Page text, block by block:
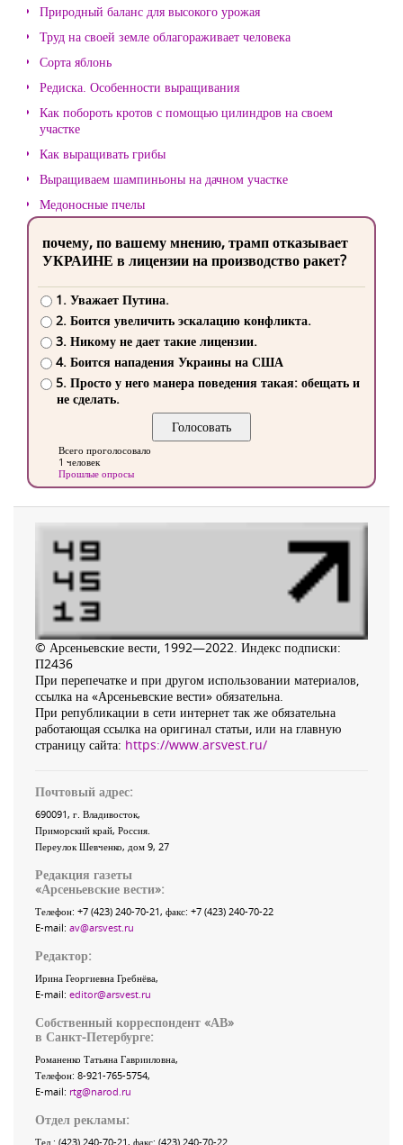
Природный баланс для высокого урожая
Труд на своей земле облагораживает человека
Сорта яблонь
Редиска. Особенности выращивания
Как побороть кротов с помощью цилиндров на своем
участке
Как выращивать грибы
Выращиваем шампиньоны на дачном участке
Медоносные пчелы
почему, по вашему мнению, трамп отказывает
УКРАИНЕ в лицензии на производство ракет?
1. Уважает Путина.
2. Боится увеличить эскалацию конфликта.
3. Никому не дает такие лицензии.
4. Боится нападения Украины на США
5. Просто у него манера поведения такая: обещать и
не сделать.
Всего проголосовало
1 человек
Прошлые опросы
© Арсеньевские вести, 1992—2022. Индекс подписки:
П2436
При перепечатке и при другом использовании материалов,
ссылка на «Арсеньевские вести» обязательна.
При републикации в сети интернет так же обязательна
работающая ссылка на оригинал статьи, или на главную
страницу сайта: https://www.arsvest.ru/
Почтовый адрес:
690091, г. Владивосток,
Приморский край, Россия.
Переулок Шевченко, дом 9, 27
Редакция газеты
«Арсеньевские вести»:
Телефон: +7 (423) 240-70-21, факс: +7 (423) 240-70-22
E-mail: av@arsvest.ru
Редактор:
Ирина Георгиевна Гребнёва,
E-mail: editor@arsvest.ru
Собственный корреспондент «АВ»
в Санкт-Петербурге:
Романенко Татьяна Гаврииловна,
Телефон: 8-921-765-5754,
E-mail: rtg@narod.ru
Отдел рекламы:
Тел.: (423) 240-70-21, факс: (423) 240-70-22